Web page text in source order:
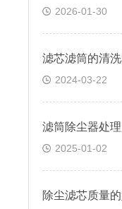
2026-01-30
滤芯滤筒的清
2024-03-22
滤筒除尘器处
2025-01-02